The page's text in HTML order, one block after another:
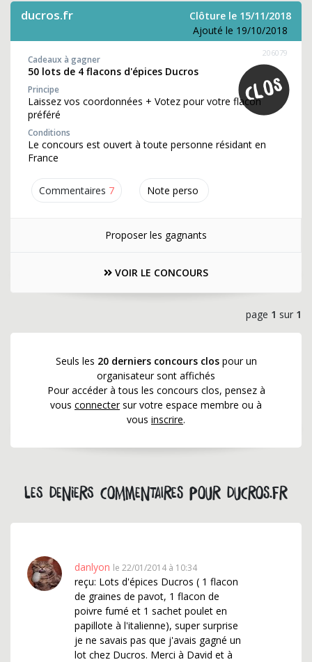
ducros.fr
Clôture le 15/11/2018
Ajouté le 19/10/2018
Commentaires 7 Note perso
206079
Cadeaux à gagner
50 lots de 4 flacons d'épices Ducros
Principe
Laissez vos coordonnées + Votez pour votre flacon
préféré
Conditions
Le concours est ouvert à toute personne résidant en
France
Proposer les gagnants
VOIR LE CONCOURS
page 1 sur 1
Seuls les 20 derniers concours clospour un
organisateur sont affichés
Pour accéder à tous les concours clos, pensez à
vous connectersur votre espace membre ou à
vous inscrire.
Les deniers commentaires pour ducros.fr
danlyon le 22/01/2014 à 10:34
reçu: Lots d'épices Ducros ( 1 flacon
de graines de pavot, 1 flacon de
poivre fumé et 1 sachet poulet en
papillote à l'italienne), super surprise
je ne savais pas que j'avais gagné un
lot chez Ducros. Merci à David et à